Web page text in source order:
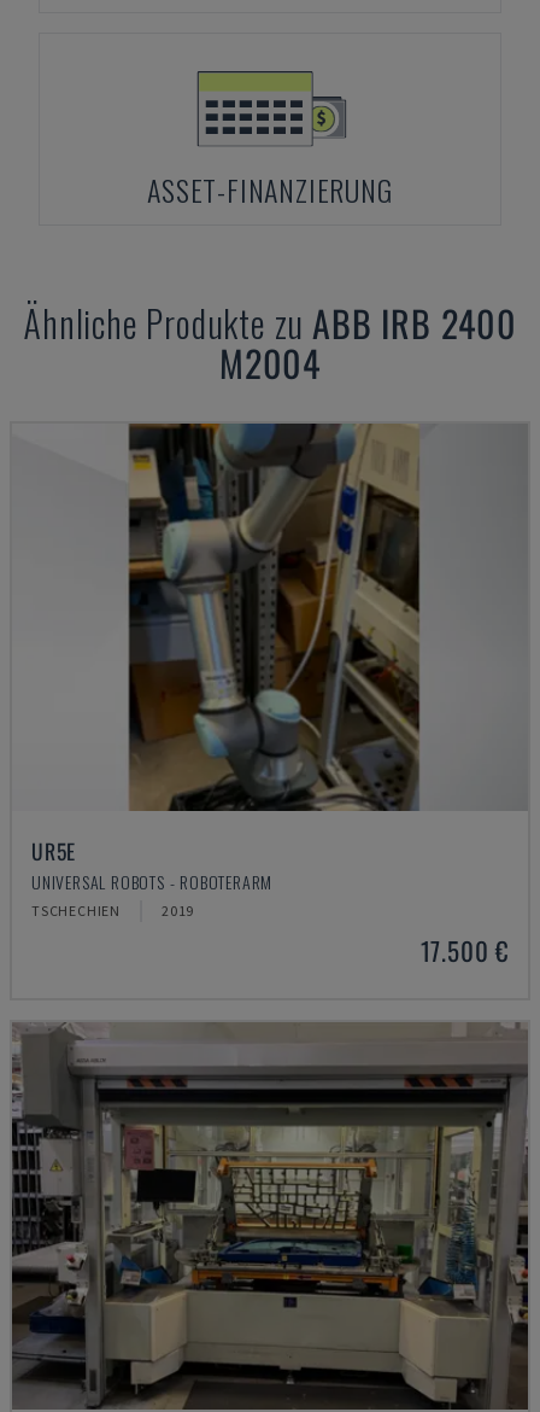
ASSET-FINANZIERUNG
Ähnliche Produkte zuABB IRB 2400
M2004
UR5E
UNIVERSAL ROBOTS - ROBOTERARM
TSCHECHIEN 2019
17.500 €